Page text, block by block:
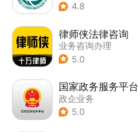
4.8
律师侠法律咨询
业务咨询办理
5.0
国家政务服务平台
政企业务
5.0